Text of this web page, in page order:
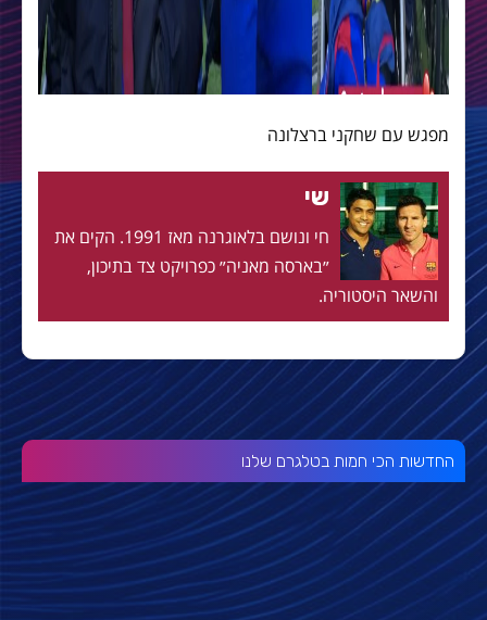
מפגש עם שחקני ברצלונה
שי
חי ונושם בלאוגרנה מאז 1991. הקים את
״בארסה מאניה״ כפרויקט צד בתיכון,
והשאר היסטוריה.
החדשות הכי חמות בטלגרם שלנו